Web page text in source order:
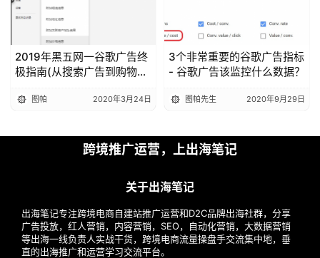
2019年黑五网一谷歌广告终
极指南(从搜索广告到购物广
图帕 2020年3月24日
3个非常重要的谷歌广告指标
- 谷歌广告该监控什么数据？
图帕先生 2020年9月29日
跨境推广运营，上出海笔记
关于出海笔记
出海笔记专注跨境电商自建站推广运营和D2C品牌出海社群，分享
广告投放，红人营销，内容营销，SEO，自动化营销，大数据营销
等出海一线负责人实战干货，跨境电商流量操盘手交流集中地，垂
直的出海推广和运营学习交流平台。